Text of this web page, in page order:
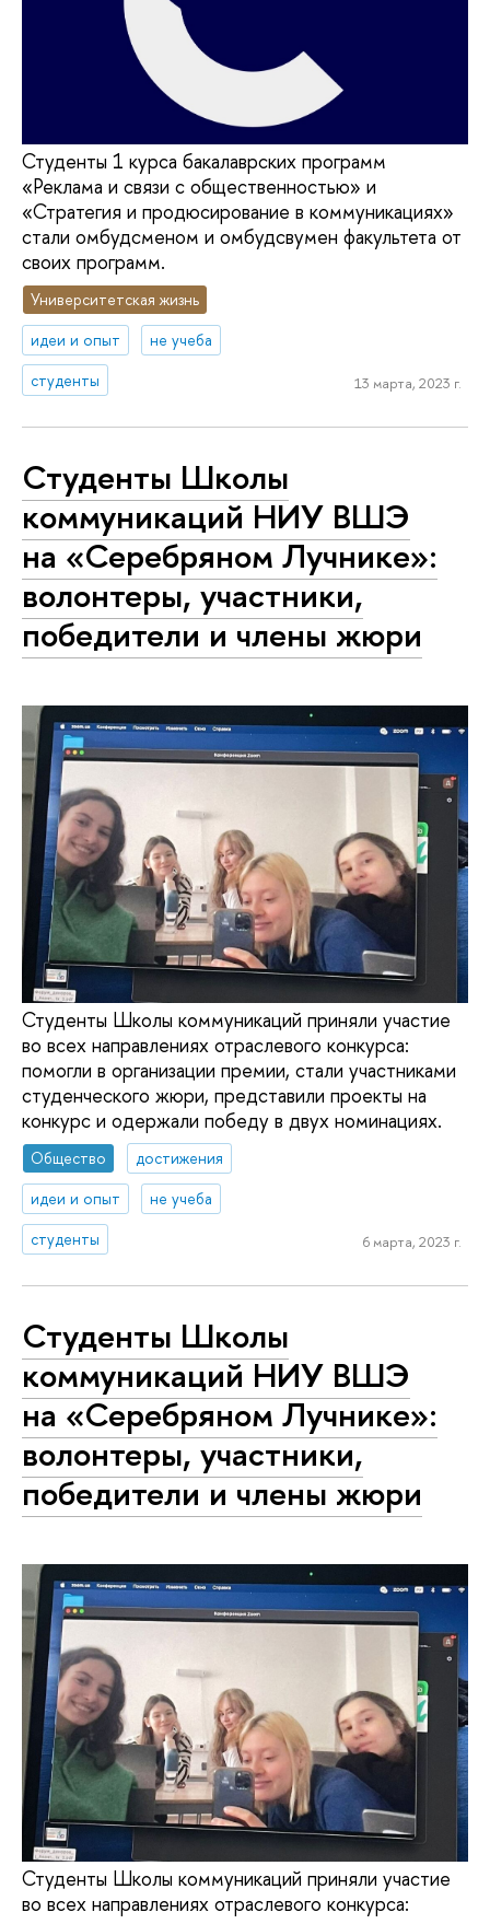
Студенты 1 курса бакалаврских программ
«Реклама и связи с общественностью» и
«Стратегия и продюсирование в коммуникациях»
стали омбудсменом и омбудсвумен факультета от
своих программ.
Университетская жизнь
идеи и опыт
не учеба
студенты
13 марта, 2023 г.
Студенты Школы
коммуникаций НИУ ВШЭ
на «Серебряном Лучнике»:
волонтеры, участники,
победители и члены жюри
Студенты Школы коммуникаций приняли участие
во всех направлениях отраслевого конкурса:
помогли в организации премии, стали участниками
студенческого жюри, представили проекты на
конкурс и одержали победу в двух номинациях.
Общество
достижения
идеи и опыт
не учеба
студенты
6 марта, 2023 г.
Студенты Школы
коммуникаций НИУ ВШЭ
на «Серебряном Лучнике»:
волонтеры, участники,
победители и члены жюри
Студенты Школы коммуникаций приняли участие
во всех направлениях отраслевого конкурса: